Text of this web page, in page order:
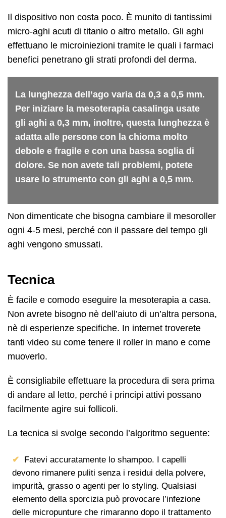
Il dispositivo non costa poco. È munito di tantissimi
micro-aghi acuti di titanio o altro metallo. Gli aghi
effettuano le microiniezioni tramite le quali i farmaci
benefici penetrano gli strati profondi del derma.
La lunghezza dell’ago varia da 0,3 a 0,5 mm.
Per iniziare la mesoterapia casalinga usate
gli aghi a 0,3 mm, inoltre, questa lunghezza è
adatta alle persone con la chioma molto
debole e fragile e con una bassa soglia di
dolore. Se non avete tali problemi, potete
usare lo strumento con gli aghi a 0,5 mm.
Non dimenticate che bisogna cambiare il mesoroller
ogni 4-5 mesi, perché con il passare del tempo gli
aghi vengono smussati.
Tecnica
È facile e comodo eseguire la mesoterapia a casa.
Non avrete bisogno nè dell’aiuto di un’altra persona,
nè di esperienze specifiche. In internet troverete
tanti video su come tenere il roller in mano e come
muoverlo.
È consigliabile effettuare la procedura di sera prima
di andare al letto, perché i principi attivi possano
facilmente agire sui follicoli.
La tecnica si svolge secondo l’algoritmo seguente:
Fatevi accuratamente lo shampoo. I capelli
devono rimanere puliti senza i residui della polvere,
impurità, grasso o agenti per lo styling. Qualsiasi
elemento della sporcizia può provocare l’infezione
delle micropunture che rimaranno dopo il trattamento